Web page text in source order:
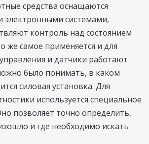
средства оснащаются
электронными системами,
контроль над состоянием
же самое применяется и для
и датчики работают
было понимать, в каком
силовая установка. Для
используется специальное
позволяет точно определить,
и где необходимо искать